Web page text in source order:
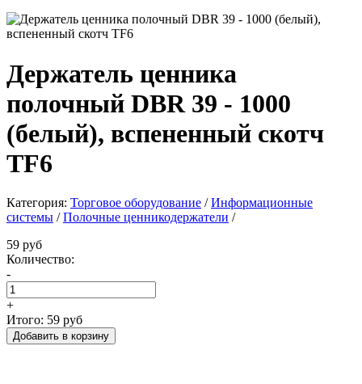
Держатель ценника
полочный DBR 39 - 1000
(белый), вспененный скотч
TF6
Категория: Торговое оборудование / Информационные
системы / Полочные ценникодержатели /
59 руб
Количество:
-
+
Итого: 59 руб